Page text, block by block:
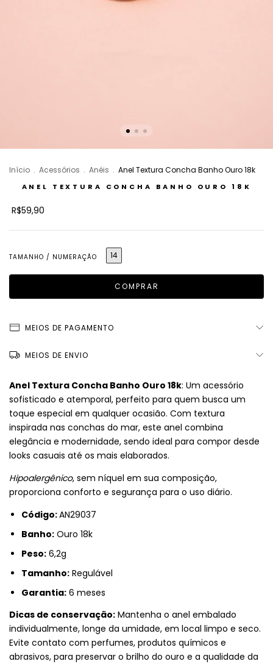
Início . Acessórios . Anéis . Anel Textura Concha Banho Ouro 18k
ANEL TEXTURA CONCHA BANHO OURO 18K
R$59,90
TAMANHO / NUMERAÇÃO 14
MEIOS DE PAGAMENTO
MEIOS DE ENVIO
Anel Textura Concha Banho Ouro 18k: Um acessório
sofisticado e atemporal, perfeito para quem busca um
toque especial em qualquer ocasião. Com textura
inspirada nas conchas do mar, este anel combina
elegância e modernidade, sendo ideal para compor desde
looks casuais até os mais elaborados.
Hipoalergênico, sem níquel em sua composição,
proporciona conforto e segurança para o uso diário.
Código:AN29037
Banho: Ouro 18k
Peso: 6,2g
Tamanho: Regulável
Garantia: 6 meses
Dicas de conservação: Mantenha o anel embalado
individualmente, longe da umidade, em local limpo e seco.
Evite contato com perfumes, produtos químicos e
abrasivos, para preservar o brilho do ouro e a qualidade da